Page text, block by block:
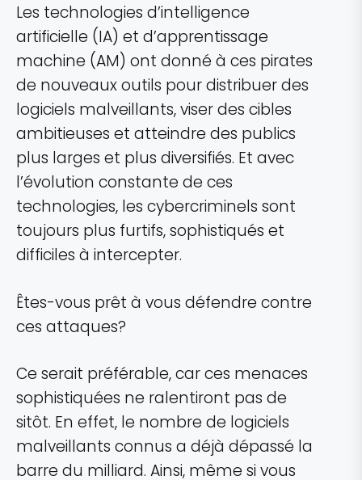
Les technologies d’intelligence
artificielle (IA) et d’apprentissage
machine (AM) ont donné à ces pirates
de nouveaux outils pour distribuer des
logiciels malveillants, viser des cibles
ambitieuses et atteindre des publics
plus larges et plus diversifiés. Et avec
l’évolution constante de ces
technologies, les cybercriminels sont
toujours plus furtifs, sophistiqués et
difficiles à intercepter.
Êtes-vous prêt à vous défendre contre
ces attaques?
Ce serait préférable, car ces menaces
sophistiquées ne ralentiront pas de
sitôt. En effet, le nombre de logiciels
malveillants connus a déjà dépassé la
barre du milliard. Ainsi, même si vous